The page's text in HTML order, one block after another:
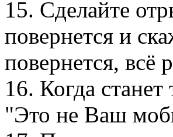
15. Сделайте
повернется и
повернется,
16. Когда
"Это не Ваш